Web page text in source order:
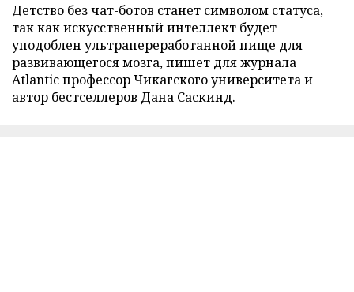
Детство без чат-ботов станет символом статуса,
так как искусственный интеллект будет
уподоблен ультрапереработанной пище для
развивающегося мозга, пишет для журнала
Atlantic профессор Чикагского университета и
автор бестселлеров Дана Саскинд.